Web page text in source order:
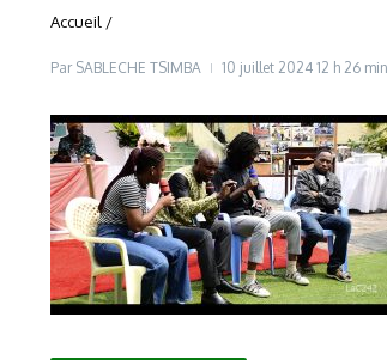
Accueil /
Par SABLECHE TSIMBA 10 juillet 2024 12 h 26 min